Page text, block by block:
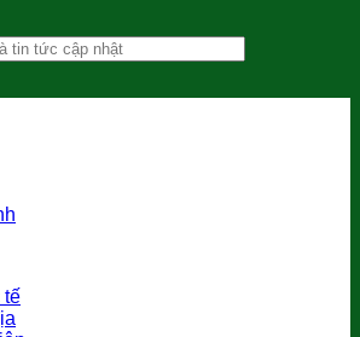
tế